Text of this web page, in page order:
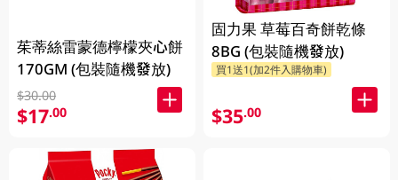
茱蒂絲雷蒙德檸檬夾心餅
170GM (包裝隨機發放)
$30.00
$17.00
固力果 草莓百奇餅乾條
8BG (包裝隨機發放)
買1送1(加2件入購物車)
$35.00